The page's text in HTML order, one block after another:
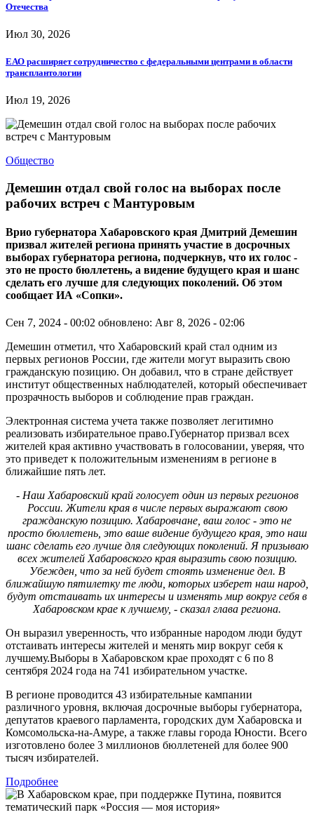
Отечества
Июл 30, 2026
ЕАО расширяет сотрудничество с федеральными центрами в области
трансплантологии
Июл 19, 2026
Общество
Демешин отдал свой голос на выборах после
рабочих встреч с Мантуровым
Врио губернатора Хабаровского края Дмитрий Демешин
призвал жителей региона принять участие в досрочных
выборах губернатора региона, подчеркнув, что их голос -
это не просто бюллетень, а видение будущего края и шанс
сделать его лучше для следующих поколений. Об этом
сообщает ИА «Сопки».
Сен 7, 2024 - 00:02 обновлено: Авг 8, 2026 - 02:06
Демешин отметил, что Хабаровский край стал одним из
первых регионов России, где жители могут выразить свою
гражданскую позицию. Он добавил, что в стране действует
институт общественных наблюдателей, который обеспечивает
прозрачность выборов и соблюдение прав граждан.
Электронная система учета также позволяет легитимно
реализовать избирательное право.Губернатор призвал всех
жителей края активно участвовать в голосовании, уверяя, что
это приведет к положительным изменениям в регионе в
ближайшие пять лет.
- Наш Хабаровский край голосует один из первых регионов
России. Жители края в числе первых выражают свою
гражданскую позицию. Хабаровчане, ваш голос - это не
просто бюллетень, это ваше видение будущего края, это наш
шанс сделать его лучше для следующих поколений. Я призываю
всех жителей Хабаровского края выразить свою позицию.
Убежден, что за ней будет стоять изменение дел. В
ближайшую пятилетку те люди, которых изберет наш народ,
будут отстаивать их интересы и изменять мир вокруг себя в
Хабаровском крае к лучшему, - сказал глава региона.
Он выразил уверенность, что избранные народом люди будут
отстаивать интересы жителей и менять мир вокруг себя к
лучшему.Выборы в Хабаровском крае проходят с 6 по 8
сентября 2024 года на 741 избирательном участке.
В регионе проводится 43 избирательные кампании
различного уровня, включая досрочные выборы губернатора,
депутатов краевого парламента, городских дум Хабаровска и
Комсомольска-на-Амуре, а также главы города Юности. Всего
изготовлено более 3 миллионов бюллетеней для более 900
тысяч избирателей.
Подробнее